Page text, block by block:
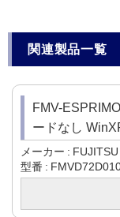
関連製品一覧
FMV-
ードなし
メーカー FUJITSU
型番